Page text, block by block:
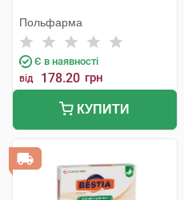
Польфарма
Є в наявності
від 178.20 грн
КУПИТИ